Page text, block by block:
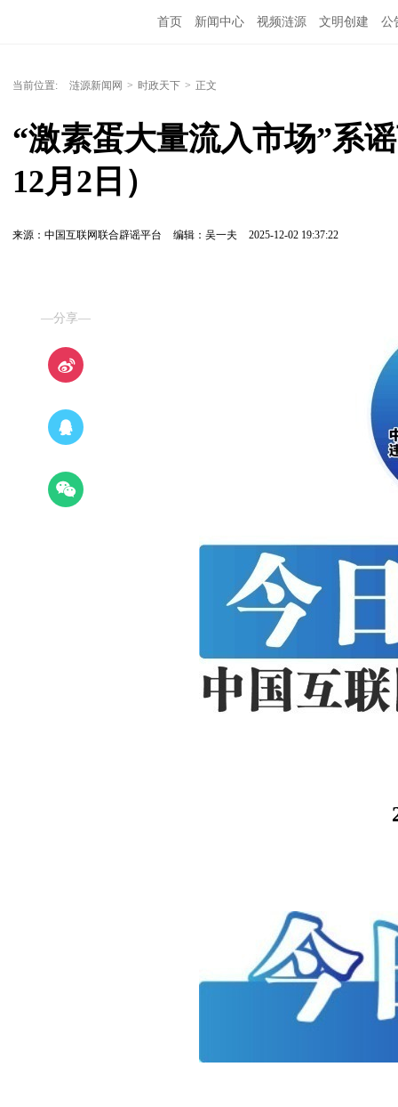
首页 新闻中心 视频涟源 文明创建 公
当前位置: 涟源新闻网 > 时政天下 > 正文
“激素蛋大量流入市场”系
12月2日）
来源：中国互联网联合辟谣平台 编辑：吴一夫 2025-12-02 19:37:22
—分享—